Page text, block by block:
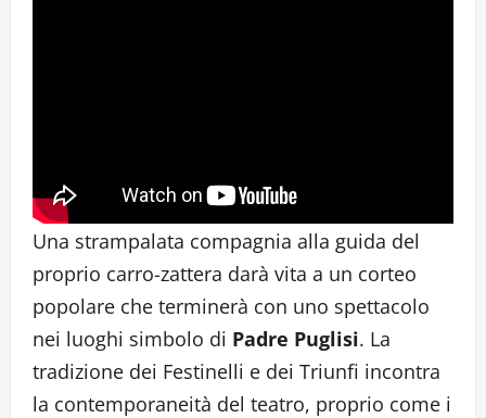
Una strampalata compagnia alla guida del
proprio carro-zattera darà vita a un corteo
popolare che terminerà con uno spettacolo
nei luoghi simbolo di Padre Puglisi. La
tradizione dei Festinelli e dei Triunfi incontra
la contemporaneità del teatro, proprio come i